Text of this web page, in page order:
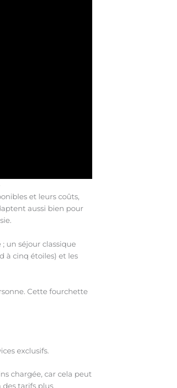
et leurs coûts,
aussi bien pour
un séjour classique
à cinq étoiles) et les
Cette fourchette
exclusifs.
chargée, car cela peut
des tarifs plus